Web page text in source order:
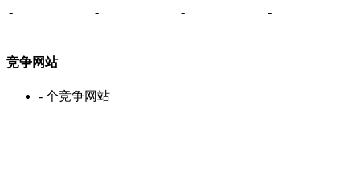
-
- - -
竞争网站
- 个竞争网站